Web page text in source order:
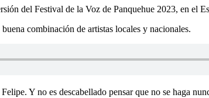
del Festival de la Voz de Panquehue 2023, en el
combinación de artistas locales y nacionales.
Y no es descabellado pensar que no se haga